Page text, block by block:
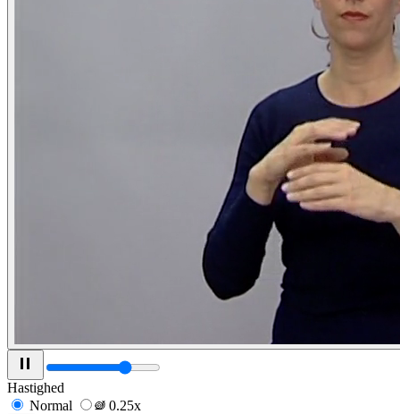
Hastighed
Normal
0.25x